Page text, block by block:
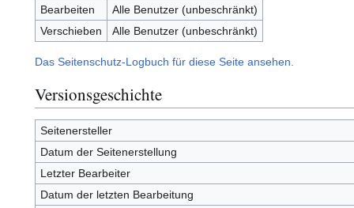
Bearbeiten
Alle Benutzer (unbeschränkt)
Verschieben
Alle Benutzer (unbeschränkt)
Das Seitenschutz-Logbuch für diese Seite ansehen.
Versionsgeschichte
Seitenersteller
Datum der Seitenerstellung
Letzter Bearbeiter
Datum der letzten Bearbeitung